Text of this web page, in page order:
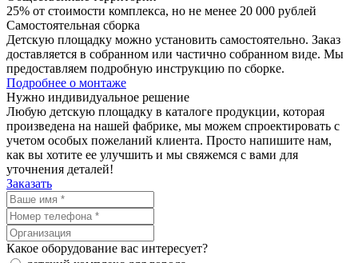
25% от стоимости комплекса, но не менее 20 000 рублей
Самостоятельная сборка
Детскую площадку можно установить самостоятельно. Заказ
доставляется в собранном или частично собранном виде. Мы
предоставляем подробную инструкцию по сборке.
Подробнее о монтаже
Нужно индивидуальное решение
Любую детскую площадку в каталоге продукции, которая
произведена на нашей фабрике, мы можем спроектировать с
учетом особых пожеланий клиента. Просто напишите нам,
как вы хотите ее улучшить и мы свяжемся с вами для
уточнения деталей!
Заказать
Какое оборудование вас интересует?